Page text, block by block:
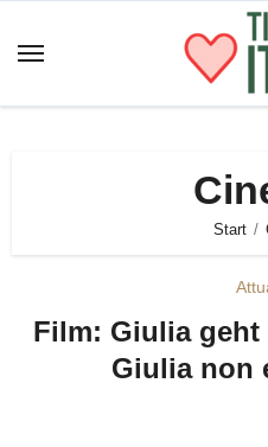
Inhalt
Start
Film: Giulia geht
Giulia non